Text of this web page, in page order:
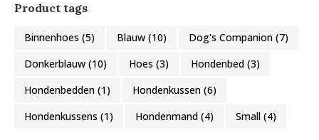
Product tags
Binnenhoes (5) Blauw (10) Dog's Companion (7)
Donkerblauw (10) Hoes (3) Hondenbed (3)
Hondenbedden (1) Hondenkussen (6)
Hondenkussens (1) Hondenmand (4) Small (4)